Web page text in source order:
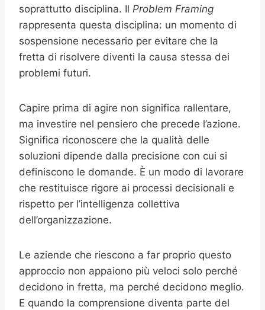
soprattutto disciplina. Il Problem Framing
rappresenta questa disciplina: un momento di
sospensione necessario per evitare che la
fretta di risolvere diventi la causa stessa dei
problemi futuri.
Capire prima di agire non significa rallentare,
ma investire nel pensiero che precede l’azione.
Significa riconoscere che la qualità delle
soluzioni dipende dalla precisione con cui si
definiscono le domande. È un modo di lavorare
che restituisce rigore ai processi decisionali e
rispetto per l’intelligenza collettiva
dell’organizzazione.
Le aziende che riescono a far proprio questo
approccio non appaiono più veloci solo perché
decidono in fretta, ma perché decidono meglio.
E quando la comprensione diventa parte del